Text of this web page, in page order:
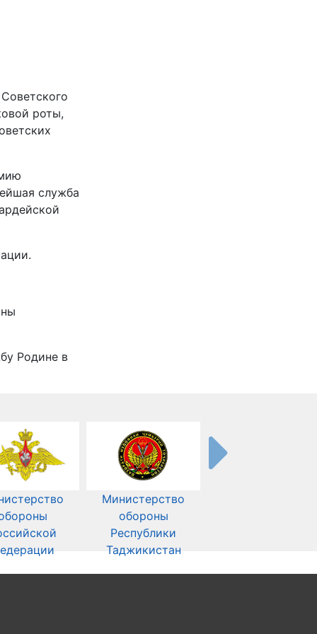
роты,
служба
Родине в
Министерство
обороны
Республики
Таджикистан